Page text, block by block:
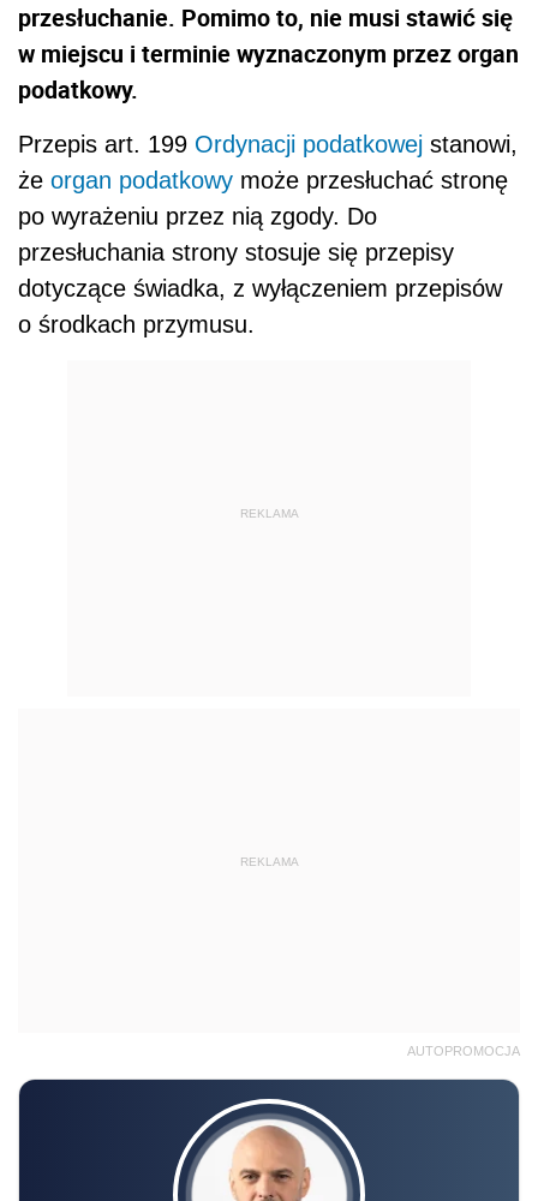
przesłuchanie. Pomimo to, nie musi stawić się
w miejscu i terminie wyznaczonym przez organ
podatkowy.
Przepis art. 199 Ordynacji podatkowej stanowi,
że organ podatkowy może przesłuchać stronę
po wyrażeniu przez nią zgody. Do
przesłuchania strony stosuje się przepisy
dotyczące świadka, z wyłączeniem przepisów
o środkach przymusu.
REKLAMA
REKLAMA
AUTOPROMOCJA